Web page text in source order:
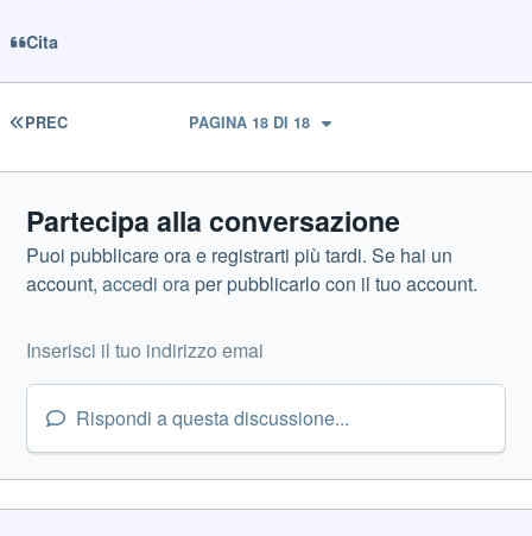
Cita
PRIMA PAGINA
PREC PAGINA 18 DI 18
Partecipa alla conversazione
Puoi pubblicare ora e registrarti più tardi. Se hai un
account,accedi oraper pubblicarlo con il tuo account.
Rispondi a questa discussione...